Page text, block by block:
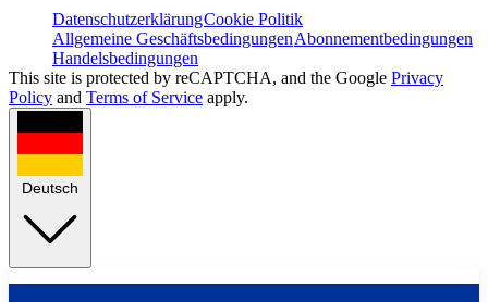
DatenschutzerklärungCookie Politik
Allgemeine GeschäftsbedingungenAbonnementbedingungen
Handelsbedingungen
This site is protected by reCAPTCHA, and the Google Privacy
Policy and Terms of Service apply.
Deutsch